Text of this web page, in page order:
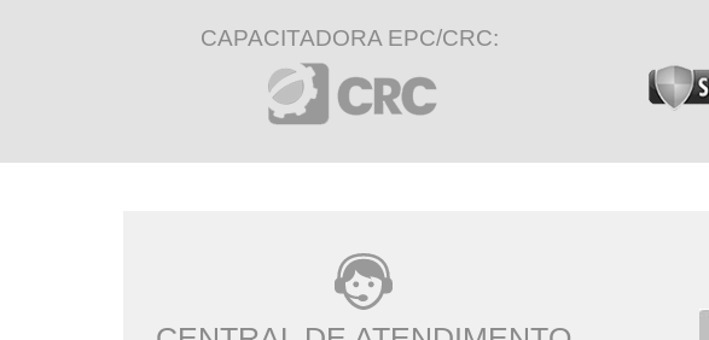
CAPACITADORA EPC/CRC: